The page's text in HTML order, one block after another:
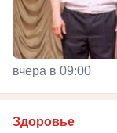
вчера в 09:00
Здоровье